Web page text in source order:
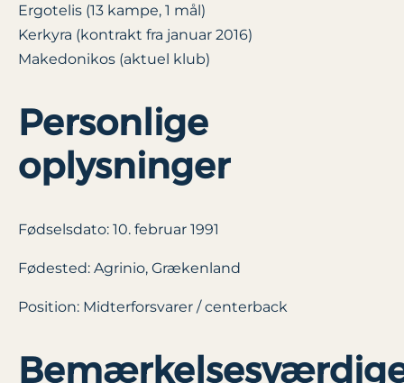
Ergotelis (13 kampe, 1 mål)
Kerkyra (kontrakt fra januar 2016)
Makedonikos (aktuel klub)
Personlige
oplysninger
Fødselsdato: 10. februar 1991
Fødested: Agrinio, Grækenland
Position: Midterforsvarer / centerback